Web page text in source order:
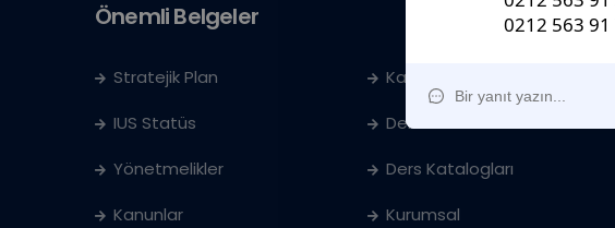
Önemli Belgeler
Stratejik Plan
IUS Statüs
Yönetmelikler
Kanunlar
Kayıt Kabul
Denklik
Ders Katalogları
Kurumsal